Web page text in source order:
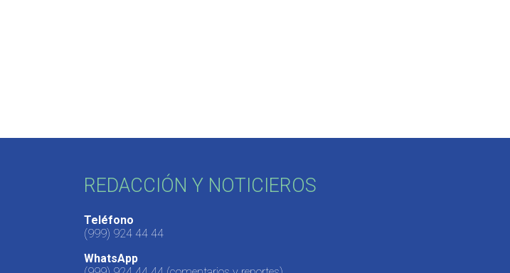
REDACCIÓN Y NOTICIEROS
Teléfono
(999) 924 44 44
WhatsApp